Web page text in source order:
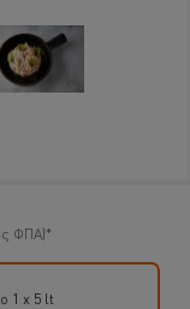
ΦΠΑ)*
1 x 5 lt